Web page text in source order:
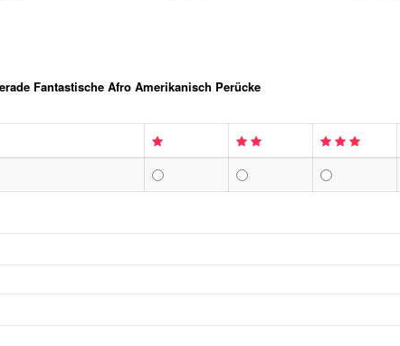
Fantastische Afro Amerikanisch Perücke